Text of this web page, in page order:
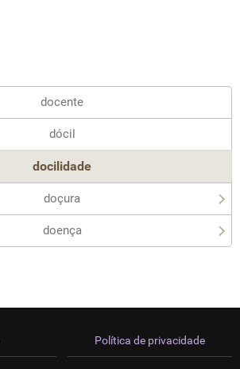
docente
dócil
docilidade
doçura
doença
Política de privacidade